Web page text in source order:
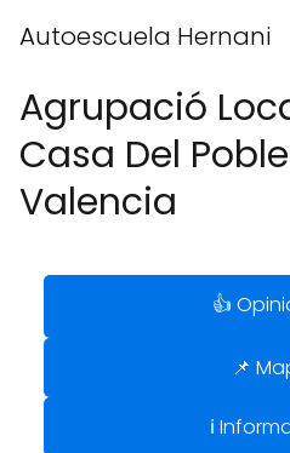
Autoescuela Hernani
Agrupació
Casa Del
Valencia
👍
📌
ℹ️